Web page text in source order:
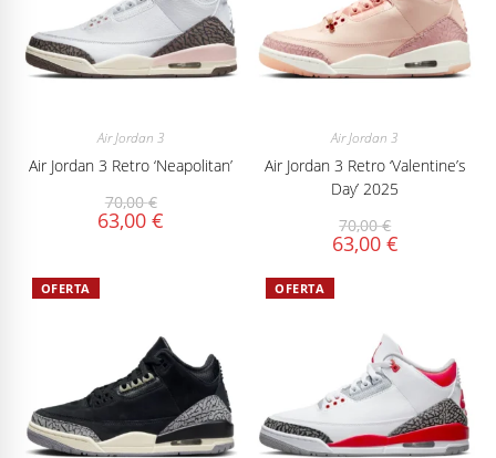
Air Jordan 3
Air Jordan 3 Retro ‘Neapolitan’
70,00€
63,00€
Air Jordan 3
Air Jordan 3 Retro ‘Valentine’s
Day’ 2025
70,00€
63,00 €
OFERTA OFERTA